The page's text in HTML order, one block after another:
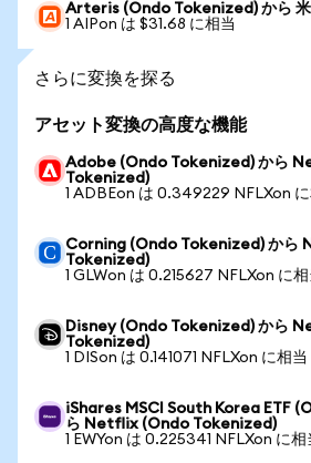
Arteris (Ondo Tokenized) から
1 AIPon は $31.68 に相当
さらに変換を探る
アセット変換の高度な機能
Adobe (Ondo Tokenized) から
Tokenized)
1 ADBEon は 0.349229 NFLXon に
Corning (Ondo Tokenized) から
Tokenized)
1 GLWon は 0.215627 NFLXon に相
Disney (Ondo Tokenized) から
Tokenized)
1 DISon は 0.141071 NFLXon に相当
iShares MSCI South Korea ETF
ら Netflix (Ondo Tokenized)
1 EWYon は 0.225341 NFLXon に相